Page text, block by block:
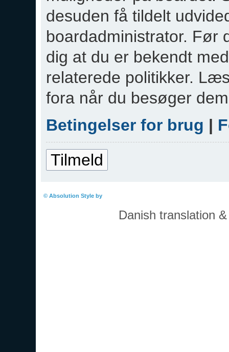
desuden få tildelt
boardadministrator. Før
dig at du er bekendt
relaterede politikker.
fora når du besøger
Betingelser for brug |
Tilmeld
© Absolution Style by
Danish translation